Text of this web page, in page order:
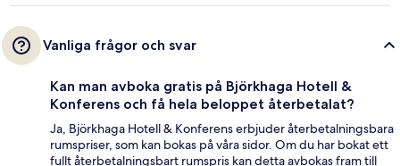
Vanliga frågor och svar
Kan man avboka gratis på Björkhaga Hotell &
Konferens och få hela beloppet återbetalat?
Ja, Björkhaga Hotell & Konferens erbjuder återbetalningsbara
rumspriser, som kan bokas på våra sidor. Om du har bokat ett
fullt återbetalningsbart rumspris kan detta avbokas fram till